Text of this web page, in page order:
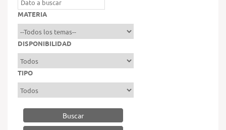
MATERIA
DISPONIBILIDAD
TIPO
Buscar